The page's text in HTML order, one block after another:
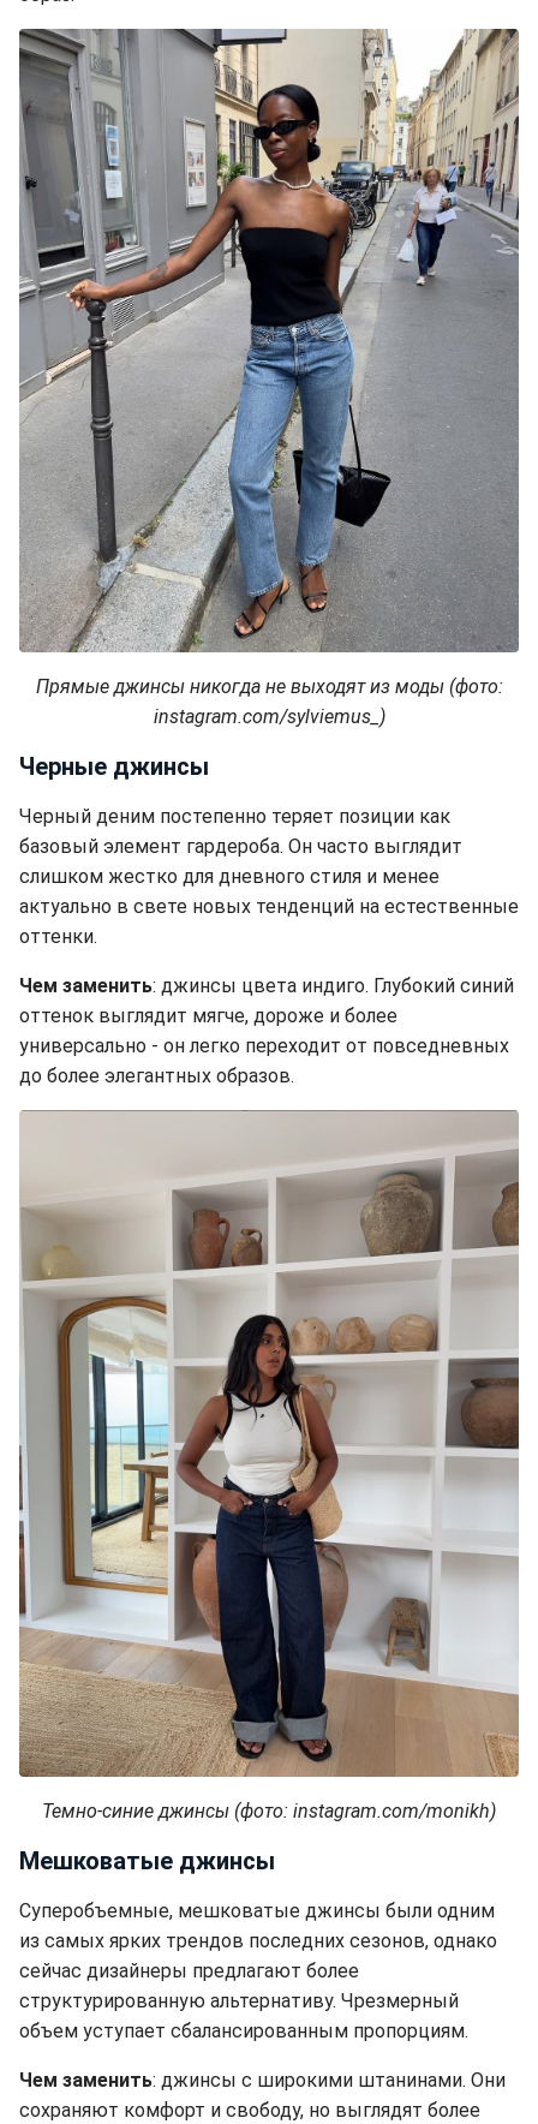
Прямые джинсы никогда не выходят из моды (фото:
instagram.com/sylviemus_)
Черные джинсы
Черный деним постепенно теряет позиции как
базовый элемент гардероба. Он часто выглядит
слишком жестко для дневного стиля и менее
актуально в свете новых тенденций на естественные
оттенки.
Чем заменить: джинсы цвета индиго. Глубокий синий
оттенок выглядит мягче, дороже и более
универсально - он легко переходит от повседневных
до более элегантных образов.
Темно-синие джинсы (фото: instagram.com/monikh)
Мешковатые джинсы
Суперобъемные, мешковатые джинсы были одним
из самых ярких трендов последних сезонов, однако
сейчас дизайнеры предлагают более
структурированную альтернативу. Чрезмерный
объем уступает сбалансированным пропорциям.
Чем заменить: джинсы с широкими штанинами. Они
сохраняют комфорт и свободу, но выглядят более